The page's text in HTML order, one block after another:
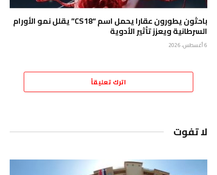
باحثون يطورون عقارا يحمل اسم “CS18” يقلل نمو الأورام
السرطانية ويعزز تأثير الأدوية
6 أغسطس، 2026
اترك تعليقاً
لا تفوت